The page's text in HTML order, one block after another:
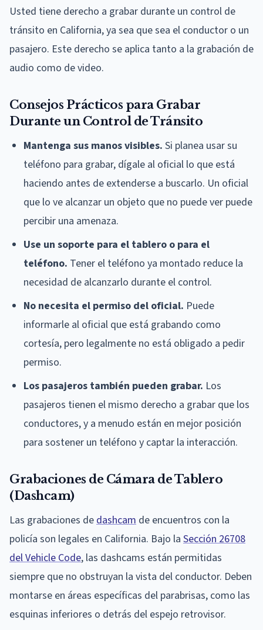
Usted tiene derecho a grabar durante un control de
tránsito en California, ya sea que sea el conductor o un
pasajero. Este derecho se aplica tanto a la grabación de
audio como de video.
Consejos Prácticos para Grabar
Durante un Control de Tránsito
Mantenga sus manos visibles. Si planea usar su
teléfono para grabar, dígale al oficial lo que está
haciendo antes de extenderse a buscarlo. Un oficial
que lo ve alcanzar un objeto que no puede ver puede
percibir una amenaza.
Use un soporte para el tablero o para el
teléfono. Tener el teléfono ya montado reduce la
necesidad de alcanzarlo durante el control.
No necesita el permiso del oficial. Puede
informarle al oficial que está grabando como
cortesía, pero legalmente no está obligado a pedir
permiso.
Los pasajeros también pueden grabar. Los
pasajeros tienen el mismo derecho a grabar que los
conductores, y a menudo están en mejor posición
para sostener un teléfono y captar la interacción.
Grabaciones de Cámara de Tablero
(Dashcam)
Las grabaciones dedashcam de encuentros con la
policía son legales en California. Bajo la Sección 26708
del Vehicle Code, las dashcams están permitidas
siempre que no obstruyan la vista del conductor. Deben
montarse en áreas específicas del parabrisas, como las
esquinas inferiores o detrás del espejo retrovisor.